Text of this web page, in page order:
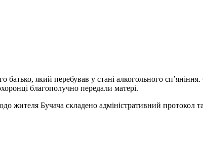
батько, який перебував у стані алкогольного
благополучно передали матері.
жителя Бучача складено адміністративний протокол